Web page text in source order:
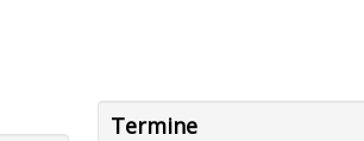
Termine